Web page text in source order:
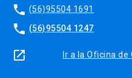
métricas
Tablero de gestión
Seguimiento de la
phone (56)95504 1691
phone (56)95504 1247
launch Ir a la Oficina de